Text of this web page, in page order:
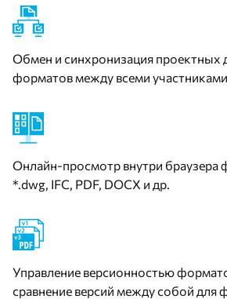
Обмен и синхронизация
форматов между всеми
Онлайн-просмотр внутри браузера
*.dwg, IFC, PDF, DOCX и др.
Управление версионностью
сравнение версий между собой для